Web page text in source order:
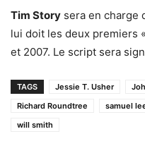
Tim Story sera en charge
lui doit les deux premiers «
et 2007. Le script sera
TAGS Jessie T. Usher
Richard Roundtree
samuel
will smith